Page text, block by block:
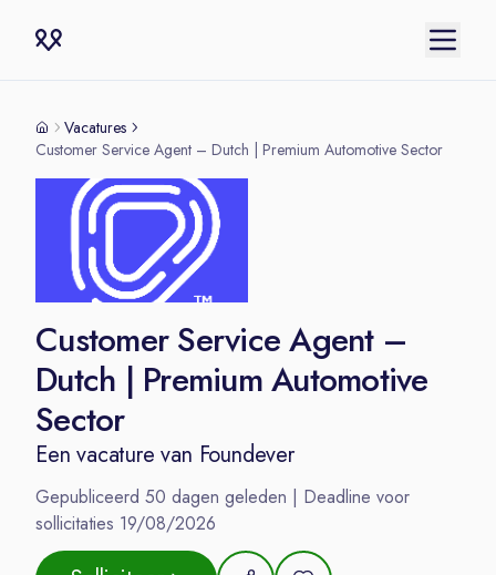
Vacatures
Customer Service Agent – Dutch | Premium Automotive Sector
Customer Service Agent –
Dutch | Premium Automotive
Sector
Een vacature van Foundever
Gepubliceerd 50 dagen geleden | Deadline voor
sollicitaties 19/08/2026